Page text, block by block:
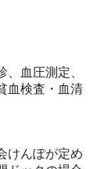
血圧測定、
血検査・血清
けんぽが定め